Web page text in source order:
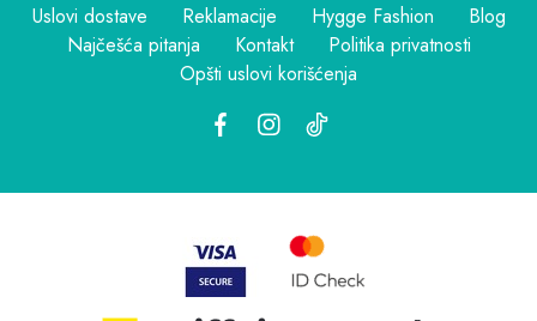
Uslovi dostave Reklamacije Hygge Fashion
Blog
Najčešća pitanja
Kontakt
Politika privatnosti
Opšti uslovi korišćenja